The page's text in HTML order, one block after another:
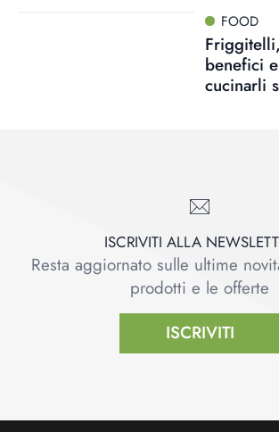
FOOD
benefici
cucinarli
ISCRIVITI ALLA
Resta aggiornato sulle ultime
prodotti e le offerte
ISCRIVITI